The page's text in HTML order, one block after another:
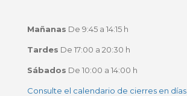
Mañanas De 9:45 a 14:15 h
Tardes De 17:00 a 20:30 h
Sábados De 10:00 a 14:00 h
Consulte el calendario de cierres en días